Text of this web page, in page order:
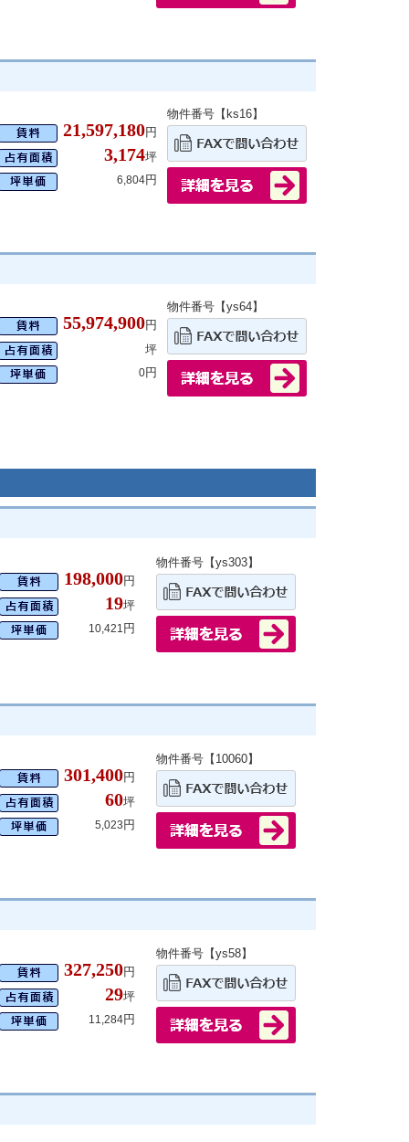
21,597,180円
3,174坪
6,804円
物件番号【ks16】
55,974,900円
坪
0円
物件番号【ys64】
198,000円
19坪
10,421 円
物件番号【ys303】
301,400円
60坪
5,023 円
物件番号【10060】
327,250円
29坪
11,284円
物件番号【ys58】